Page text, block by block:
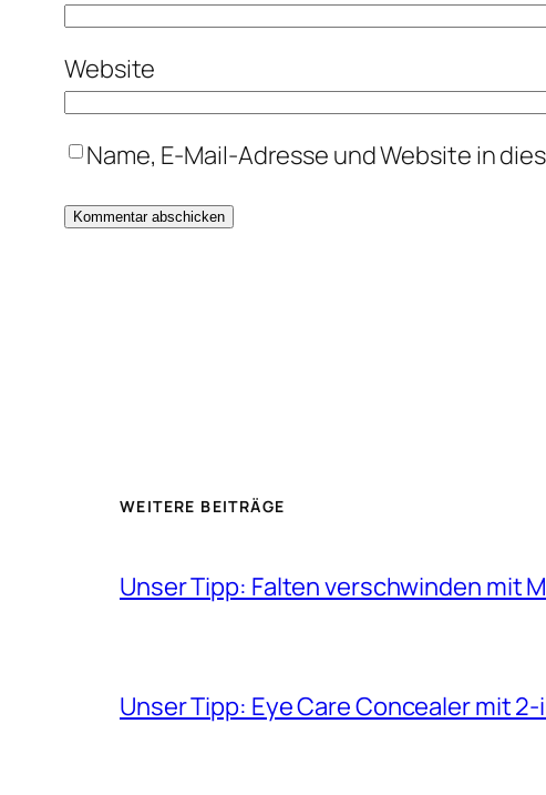
Website
Name, E-Mail-Adresse und Website in
WEITERE BEITRÄGE
Unser Tipp: Falten verschwinden mit
Unser Tipp: Eye Care Concealer mit